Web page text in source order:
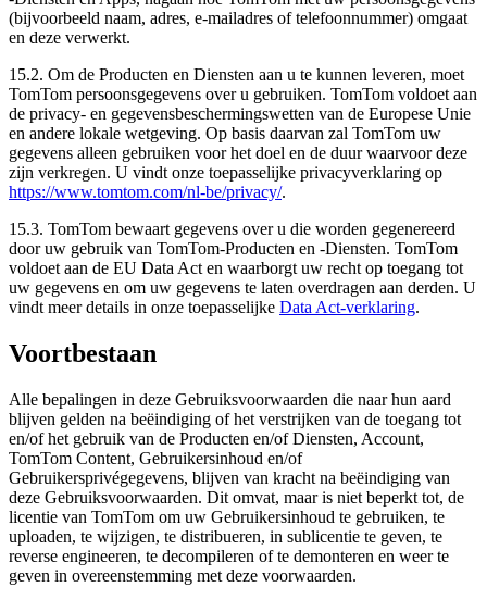
(bijvoorbeeld naam, adres, e-mailadres of telefoonnummer) omgaat
en deze verwerkt.
15.2. Om de Producten en Diensten aan u te kunnen leveren, moet
TomTom persoonsgegevens over u gebruiken. TomTom voldoet aan
de privacy- en gegevensbeschermingswetten van de Europese Unie
en andere lokale wetgeving. Op basis daarvan zal TomTom uw
gegevens alleen gebruiken voor het doel en de duur waarvoor deze
zijn verkregen. U vindt onze toepasselijke privacyverklaring op
https://www.tomtom.com/nl-be/privacy/.
15.3. TomTom bewaart gegevens over u die worden gegenereerd
door uw gebruik van TomTom-Producten en -Diensten. TomTom
voldoet aan de EU Data Act en waarborgt uw recht op toegang tot
uw gegevens en om uw gegevens te laten overdragen aan derden. U
vindt meer details in onze toepasselijke Data Act-verklaring.
Voortbestaan
Alle bepalingen in deze Gebruiksvoorwaarden die naar hun aard
blijven gelden na beëindiging of het verstrijken van de toegang tot
en/of het gebruik van de Producten en/of Diensten, Account,
TomTom Content, Gebruikersinhoud en/of
Gebruikersprivégegevens, blijven van kracht na beëindiging van
deze Gebruiksvoorwaarden. Dit omvat, maar is niet beperkt tot, de
licentie van TomTom om uw Gebruikersinhoud te gebruiken, te
uploaden, te wijzigen, te distribueren, in sublicentie te geven, te
reverse engineeren, te decompileren of te demonteren en weer te
geven in overeenstemming met deze voorwaarden.